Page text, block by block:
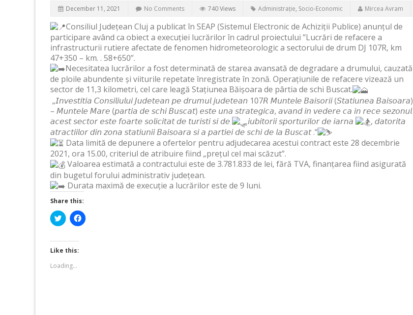
December 11, 2021 No Comments 740 Views Administrație, Socio-Economic Mircea Avram
Consiliul Județean Cluj a publicat în SEAP (Sistemul Electronic de Achiziții Publice) anunțul de
participare având ca obiect a execuției lucrărilor în cadrul proiectului ”Lucrări de refacere a
infrastructurii rutiere afectate de fenomen hidrometeorologic a sectorului de drum DJ 107R, km
47+350 – km. . 58+650”.
Necesitatea lucrărilor a fost determinată de starea avansată de degradare a drumului, cauzată
de ploile abundente și viiturile repetate înregistrate în zonă. Operațiunile de refacere vizează un
sector de 11,3 kilometri, cel care leagă Stațiunea Băișoara de pârtia de schi Buscat.
„𝘐𝘯𝘷𝘦𝘴𝘵𝘪𝘵𝘪𝘢 𝘊𝘰𝘯𝘴𝘪𝘭𝘪𝘶𝘭𝘶𝘪 𝘑𝘶𝘥𝘦𝘵𝘦𝘢𝘯 𝘱𝘦 𝘥𝘳𝘶𝘮𝘶𝘭 𝘫𝘶𝘥𝘦𝘵𝘦𝘢𝘯 107𝘙 𝘔𝘶𝘯𝘵𝘦𝘭𝘦 𝘉𝘢𝘪𝘴𝘰𝘳𝘪𝘪(𝘚𝘵𝘢𝘵𝘪𝘶𝘯𝘦𝘢 𝘉𝘢𝘪𝘴𝘰𝘢𝘳𝘢)
– 𝘔𝘶𝘯𝘵𝘦𝘭𝘦 𝘔𝘢𝘳𝘦 (𝘱𝘢𝘳𝘵𝘪𝘢 𝘥𝘦 𝘴𝘤𝘩𝘪 𝘉𝘶𝘴𝘤𝘢𝘵) 𝘦𝘴𝘵𝘦 𝘶𝘯𝘢 𝘴𝘵𝘳𝘢𝘵𝘦𝘨𝘪𝘤𝘢, 𝘢𝘷𝘢𝘯𝘥 𝘪𝘯 𝘷𝘦𝘥𝘦𝘳𝘦 𝘤𝘢 𝘪𝘯 𝘳𝘦𝘤𝘦 𝘴𝘦𝘻𝘰𝘯𝘶𝘭
𝘢𝘤𝘦𝘴𝘵 𝘴𝘦𝘤𝘵𝘰𝘳 𝘦𝘴𝘵𝘦 𝘧𝘰𝘢𝘳𝘵𝘦 𝘴𝘰𝘭𝘪𝘤𝘪𝘵𝘢𝘵 𝘥𝘦 𝘵𝘶𝘳𝘪𝘴𝘵𝘪 𝘴𝘪 𝘥𝘦
𝘪𝘶𝘣𝘪𝘵𝘰𝘳𝘪𝘪 𝘴𝘱𝘰𝘳𝘵𝘶𝘳𝘪𝘭𝘰𝘳 𝘥𝘦 𝘪𝘢𝘳𝘯𝘢
, 𝘥𝘢𝘵𝘰𝘳𝘪𝘵𝘢
𝘢𝘵𝘳𝘢𝘤𝘵𝘪𝘪𝘭𝘰𝘳 𝘥𝘪𝘯 𝘻𝘰𝘯𝘢 𝘴𝘵𝘢𝘵𝘪𝘶𝘯𝘪𝘪 𝘉𝘢𝘪𝘴𝘰𝘢𝘳𝘢 𝘴𝘪 𝘢 𝘱𝘢𝘳𝘵𝘪𝘦𝘪 𝘥𝘦 𝘴𝘤𝘩𝘪 𝘥𝘦 𝘭𝘢 𝘉𝘶𝘴𝘤𝘢𝘵.“
Data limită de depunere a ofertelor pentru adjudecarea acestui contract este 28 decembrie
2021, ora 15.00, criteriul de atribuire fiind „prețul cel mai scăzut”.
Valoarea estimată a contractului este de 3.781.833 de lei, fără TVA, finanțarea fiind asigurată
din bugetul forului administrativ județean.
Durata maximă de execuție a lucrărilor este de 9 luni.
Share this:
Click
to
Twitter
(Opens
in
new
window)
Click
to
Like this:
Loading...